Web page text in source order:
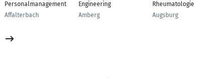
Personalmanagement
Affalterbach
Engineering
Amberg
Rheumatologie
Augsburg